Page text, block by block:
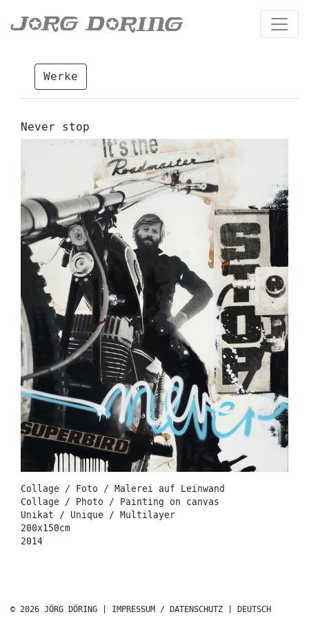
Werke
Never stop
Collage / Foto / Malerei auf Leinwand
Collage / Photo / Painting on canvas
Unikat / Unique / Multilayer
200x150cm
2014
© 2026 JÖRG DÖRING | IMPRESSUM / DATENSCHUTZ DEUTSCH